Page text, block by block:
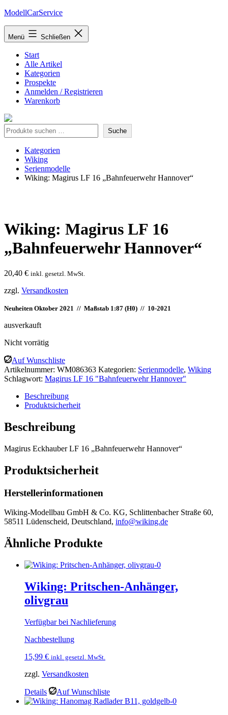
Zum
springen
ModellCarService
Menü Schließen
Start
Alle Artikel
Kategorien
Prospekte
Anmelden / Registrieren
Warenkorb
Suche Suche
Kategorien
Wiking
Serienmodelle
Wiking: Magirus LF 16 „Bahnfeuerwehr Hannover“
Wiking: Magirus LF 16
„Bahnfeuerwehr Hannover“
20,40 € inkl. gesetzl. MwSt.
zzgl. Versandkosten
Neuheiten Oktober 2021 // Maßstab 1:87 (H0) // 10-2021
ausverkauft
Nicht vorrätig
Auf Wunschliste
Artikelnummer: WM086363 Kategorien: Serienmodelle, Wiking
Schlagwort: Magirus LF 16 "Bahnfeuerwehr Hannover"
Beschreibung
Produktsicherheit
Beschreibung
Magirus Eckhauber LF 16 „Bahnfeuerwehr Hannover“
Produktsicherheit
Herstellerinformationen
Wiking-Modellbau GmbH & Co. KG, Schlittenbacher Straße 60,
58511 Lüdenscheid, Deutschland, info@wiking.de
Ähnliche Produkte
Wiking: Pritschen-Anhänger,
olivgrau
Verfügbar bei Nachlieferung
Nachbestellung
15,99 € inkl. gesetzl. MwSt.
zzgl. Versandkosten
Details Auf Wunschliste